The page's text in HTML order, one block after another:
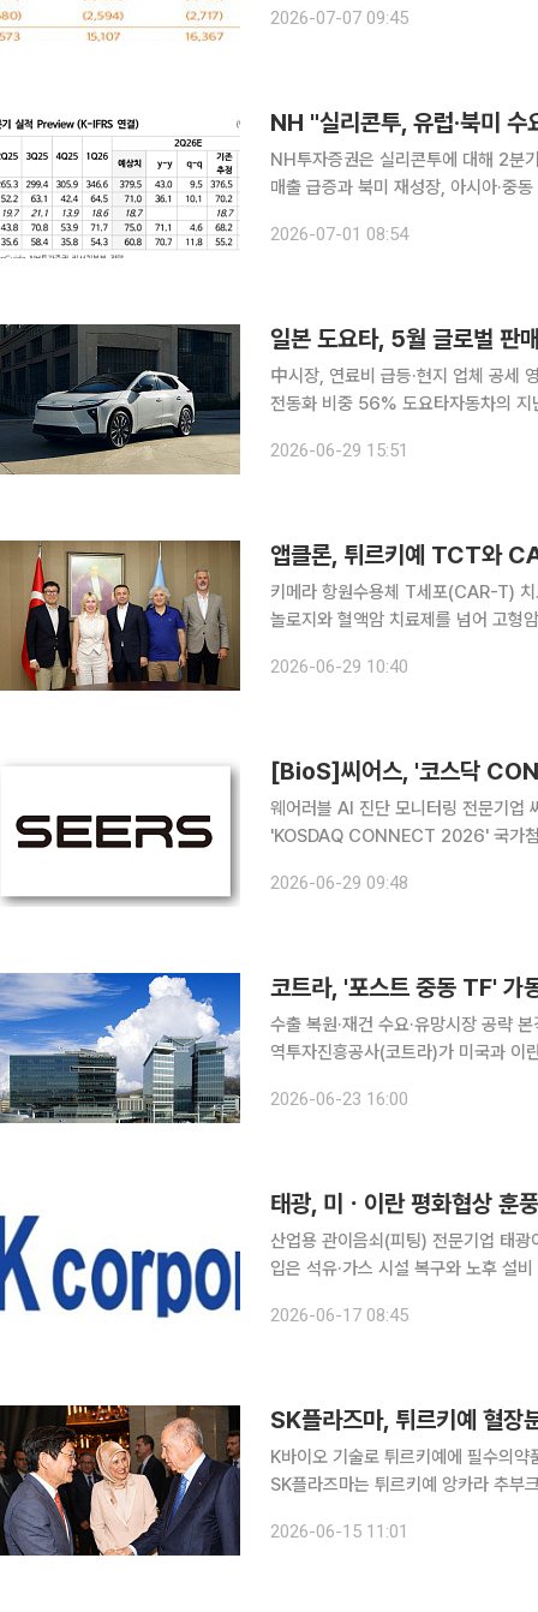
하며 한국 경제의 핵심 동력으로 자리
2026-07-07 09:45
NH "실리콘투, 유럽·북미
NH투자증권은 실리콘투에 대해 2분
매출 급증과 북미 재성장, 아시아·중
목표주가는 기존 6만원에서 4만
2026-07-01 08:54
일본 도요타, 5월 글로벌
中시장, 연료비 급등·현지 업체 공세
전동화 비중 56% 도요타자동차의 지난달 글로벌 판매가 중국과 중동 시장 부진 영향으로 감소했
2026-06-29 15:51
키메라 항원수용체 T세포(CAR-T)
놀로지와 혈액암 치료제를 넘어 고
이다. 앱클론은 튀르키예 파트너
2026-06-29 10:40
[BioS]씨어스, '코스닥
웨어러블 AI 진단 모니터링 전문기업
'KOSDAQ CONNECT 2026' 국가첨
2026-06-29 09:48
코트라, '포스트 중동 TF' 가
수출 복원·재건 수요·유망시장 공략 본
역투자진흥공사(코트라)가 미국과 이
물론 방산, 소비재, 의료, 인프라 등
2026-06-23 16:00
태광, 미ㆍ이란 평화협상 훈
산업용 관이음쇠(피팅) 전문기업 태
입은 석유·가스 시설 복구와 노후 설
17일 태광 관계자는 “호르무즈 해협
2026-06-17 08:45
SK플라즈마, 튀르키예 혈장
K바이오 기술로 튀르키예에 필수의
SK플라즈마는 튀르키예 앙카라 추
자사ㆍKızılay)가 체결한 혈장분획제
2026-06-15 11:01